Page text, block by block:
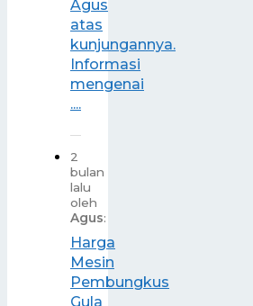
Agus
atas
kunjungannya.
Informasi
mengenai
....
2
bulan
lalu
oleh
Agus:
Harga
Mesin
Pembungkus
Gula